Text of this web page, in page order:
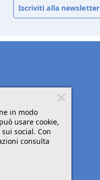
Iscriviti alla newsletter
in modo
usare cookie,
social. Con
consulta